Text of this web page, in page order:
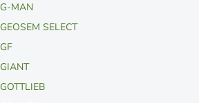
G-MAN
GEOSEM SELECT
GF
GIANT
GOTTLIEB